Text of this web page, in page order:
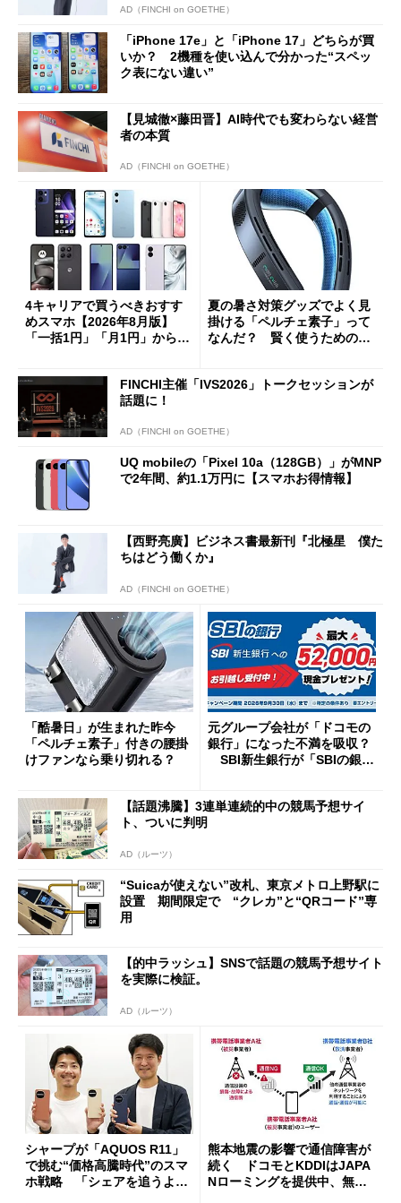
AD（FINCHI on GOETHE）
「iPhone 17e」と「iPhone 17」どちらが買
いか？ 2機種を使い込んで分かった“スペッ
ク表にない違い”
【見城徹×藤田晋】AI時代でも変わらない経営
者の本質
AD（FINCHI on GOETHE）
4キャリアで買うべきおすす
めスマホ【2026年8月版】
「一括1円」「月1円」からお
夏の暑さ対策グッズでよく見
掛ける「ペルチェ素子」って
なんだ？ 賢く使うための注
FINCHI主催「IVS2026」トークセッションが
話題に！
AD（FINCHI on GOETHE）
UQ mobileの「Pixel 10a（128GB）」がMNP
で2年間、約1.1万円に【スマホお得情報】
【西野亮廣】ビジネス書最新刊『北極星 僕た
ちはどう働くか』
AD（FINCHI on GOETHE）
「酷暑日」が生まれた昨今
「ペルチェ素子」付きの腰掛
けファンなら乗り切れる？
元グループ会社が「ドコモの
銀行」になった不満を吸収？
SBI新生銀行が「SBIの銀
開催
【話題沸騰】3連単連続的中の競馬予想サイ
ト、ついに判明
AD（ルーツ）
“Suicaが使えない”改札、東京メトロ上野駅に
設置 期間限定で “クレカ”と“QRコード”専
用
【的中ラッシュ】SNSで話題の競馬予想サイト
を実際に検証。
AD（ルーツ）
シャープが「AQUOS R11」
で挑む“価格高騰時代”のスマ
ホ戦略 「シェアを追うより
熊本地震の影響で通信障害が
続く ドコモとKDDIはJAPA
Nローミングを提供中、無料